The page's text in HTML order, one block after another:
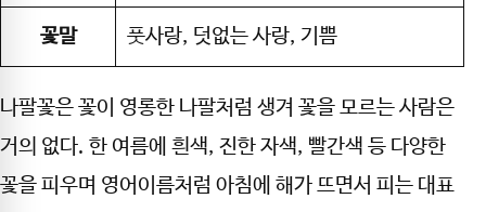
꽃말 풋사랑, 덧없는 사랑, 기쁨
나팔꽃은 꽃이 영롱한 나팔처럼 생겨 꽃을 모르는 사람은
거의 없다. 한 여름에 흰색, 진한 자색, 빨간색 등 다양한
꽃을 피우며 영어이름처럼 아침에 해가 뜨면서 피는 대표